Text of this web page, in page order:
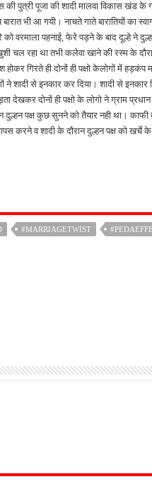
पुत्री पूजा की शादी मालवा विकास खंड के
भी आ गयी। नाचते गाते बारातियों का
वरमाला पहनाई, फेरे पड़ने के बाद दूल्हे ने
रहा था तभी कलेवा खाने की रस्म के
होकर गिरते ही दोनों ही पक्षो केलोगों में
शादी से इनकार कर दिया। शादी से इनकार
देखकर दोनों ही पक्षो के लोगो ने ग्राम
पक्ष कुछ सुनने को तैयार नही था। काफी
व शादी के दौरान दुल्हन पक्ष को खर्चे के
#MARRIAGETWIST